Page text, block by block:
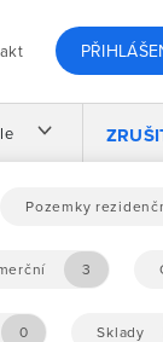
Pozemky
3
0 Sklady